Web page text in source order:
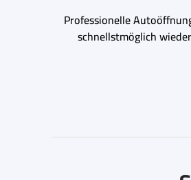
Professionelle
schnellstmöglich